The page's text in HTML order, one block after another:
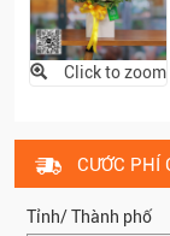
Click to zoom
CƯỚC PHÍ
Tỉnh/ Thành phố